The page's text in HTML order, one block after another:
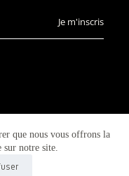
que nous vous offrons la
sur notre site.
Je m'inscris
des sens